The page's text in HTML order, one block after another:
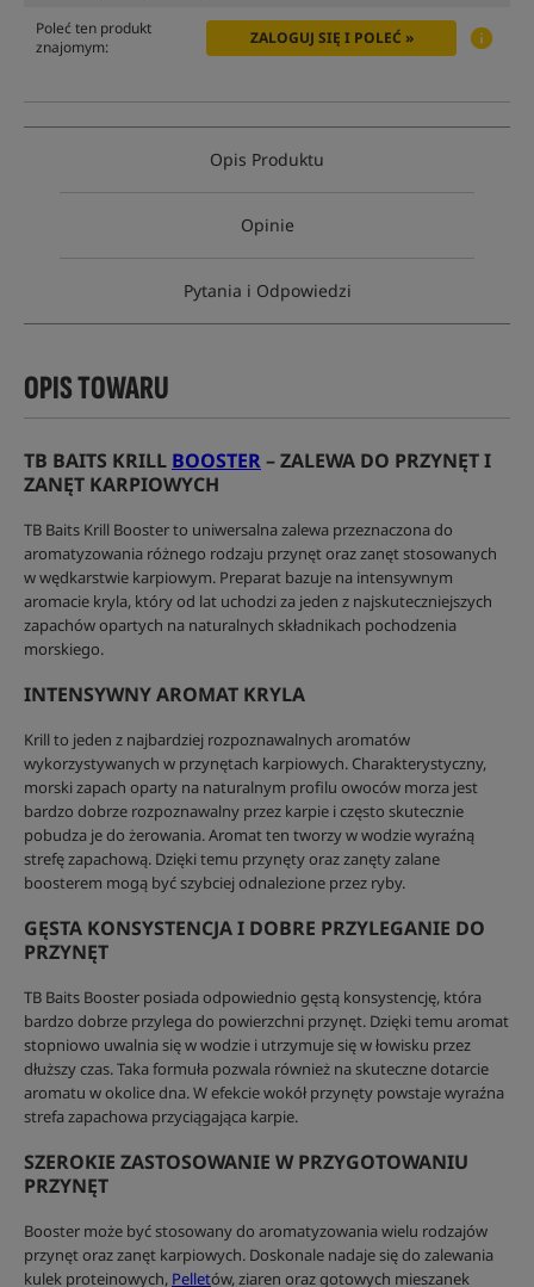
Poleć ten produkt
znajomym:
ZALOGUJ SIĘ I POLEĆ »
Opis Produktu
Opinie
Pytania i Odpowiedzi
OPIS TOWARU
TB BAITS KRILL BOOSTER– ZALEWA DO PRZYNĘT I
ZANĘT KARPIOWYCH
TB Baits Krill Booster to uniwersalna zalewa przeznaczona do
aromatyzowania różnego rodzaju przynęt oraz zanęt stosowanych
w wędkarstwie karpiowym. Preparat bazuje na intensywnym
aromacie kryla, który od lat uchodzi za jeden z najskuteczniejszych
zapachów opartych na naturalnych składnikach pochodzenia
morskiego.
INTENSYWNY AROMAT KRYLA
Krill to jeden z najbardziej rozpoznawalnych aromatów
wykorzystywanych w przynętach karpiowych. Charakterystyczny,
morski zapach oparty na naturalnym profilu owoców morza jest
bardzo dobrze rozpoznawalny przez karpie i często skutecznie
pobudza je do żerowania. Aromat ten tworzy w wodzie wyraźną
strefę zapachową. Dzięki temu przynęty oraz zanęty zalane
boosterem mogą być szybciej odnalezione przez ryby.
GĘSTA KONSYSTENCJA I DOBRE PRZYLEGANIE DO
PRZYNĘT
TB Baits Booster posiada odpowiednio gęstą konsystencję, która
bardzo dobrze przylega do powierzchni przynęt. Dzięki temu aromat
stopniowo uwalnia się w wodzie i utrzymuje się w łowisku przez
dłuższy czas. Taka formuła pozwala również na skuteczne dotarcie
aromatu w okolice dna. W efekcie wokół przynęty powstaje wyraźna
strefa zapachowa przyciągająca karpie.
SZEROKIE ZASTOSOWANIE W PRZYGOTOWANIU
PRZYNĘT
Booster może być stosowany do aromatyzowania wielu rodzajów
przynęt oraz zanęt karpiowych. Doskonale nadaje się do zalewania
kulek proteinowych, Pelletów, ziaren oraz gotowych mieszanek